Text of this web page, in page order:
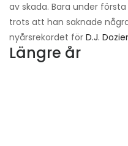
av skada. Bara under
trots att han saknade
nyårsrekordet för D.J. Dozier
Längre år